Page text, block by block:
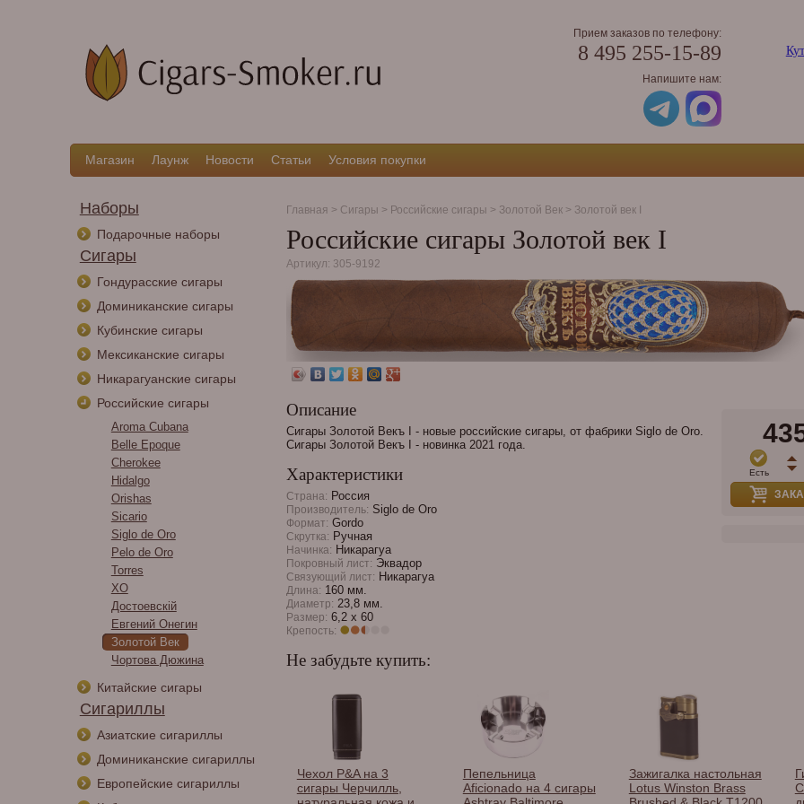
Прием заказов по телефону:
8 495 255-15-89
Напишите нам:
Магазин Лаунж Новости Статьи Условия покупки
Наборы
Подарочные наборы
Сигары
Гондурасские сигары
Доминиканские сигары
Кубинские сигары
Мексиканские сигары
Никарагуанские сигары
Российские сигары
Aroma Cubana
Belle Epoque
Cherokee
Hidalgo
Orishas
Sicario
Siglo de Oro
Pelo de Oro
Torres
XO
Достоевскiй
Евгений Онегин
Золотой Век
Чортова Дюжина
Китайские сигары
Сигариллы
Азиатские сигариллы
Доминиканские сигариллы
Европейские сигариллы
Главная > Сигары > Российские сигары > Золотой Век> Золотой век I
Российские сигары Золотой век I
Артикул: 305-9192
Описание
Сигары Золотой Векъ I - новые российские сигары, от фабрики Siglo de Oro.
Сигары Золотой Векъ I - новинка 2021 года.
Характеристики
Страна: Россия
Производитель: Siglo de Oro
Формат: Gordo
Скрутка: Ручная
Начинка: Никарагуа
Покровный лист: Эквадор
Связующий лист: Никарагуа
Длина: 160 мм.
Диаметр: 23,8 мм.
Размер: 6,2 x 60
Крепость:
Есть
Не забудьте купить:
Techni Color
Lames Essential Single
Чехол P&A на 3
сигары Черчилль,
Пепельница
Aficionado на 4 сигары
Зажигалка настольная
Lotus Winston Brass